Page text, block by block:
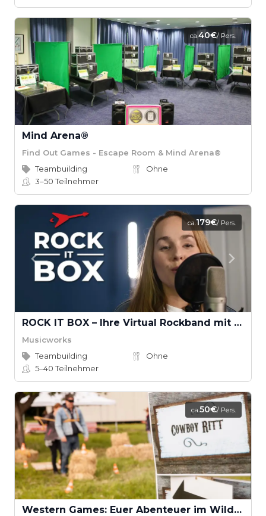
ca.40€/ Pers.
Mind Arena®
Find Out Games - Escape Room & Mind Arena®
Teambuilding
Ohne
3–50Teilnehmer
ca.179€/ Pers.
ROCK IT BOX – Ihre Virtual Rockband mit Musikvideodreh
Musicworks
Teambuilding
Ohne
5–40Teilnehmer
ca.50€/ Pers.
Western Games: Euer Abenteuer im Wilden Westen